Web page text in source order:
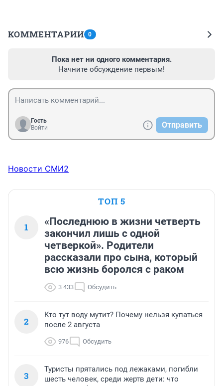
КОММЕНТАРИИ 0
Пока нет ни одного комментария.
Начните обсуждение первым!
Гость
Войти
Отправить
Новости СМИ2
ТОП 5
1
«Последнюю в жизни четверть
закончил лишь с одной
четверкой». Родители
рассказали про сына, который
всю жизнь боролся с раком
3 433 Обсудить
2
Кто тут воду мутит? Почему нельзя купаться
после 2 августа
976 Обсудить
3
Туристы прятались под лежаками, погибли
шесть человек, среди жертв дети: что